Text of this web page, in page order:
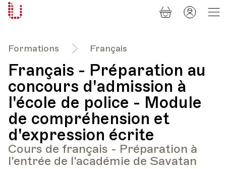
Formations Français
Français - Préparation au
concours d'admission à
l'école de police - Module
de compréhension et
d'expression écrite
Cours de français - Préparation à
l'entrée de l'académie de Savatan
Panier
Mon